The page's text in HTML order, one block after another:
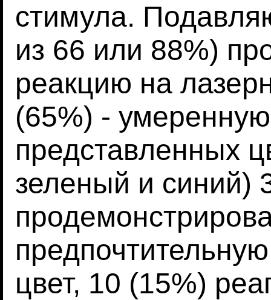
стимула.
из 66 или 88%)
реакцию на
(65%) -
представленных
зеленый и синий)
цвет, 10 (15%)